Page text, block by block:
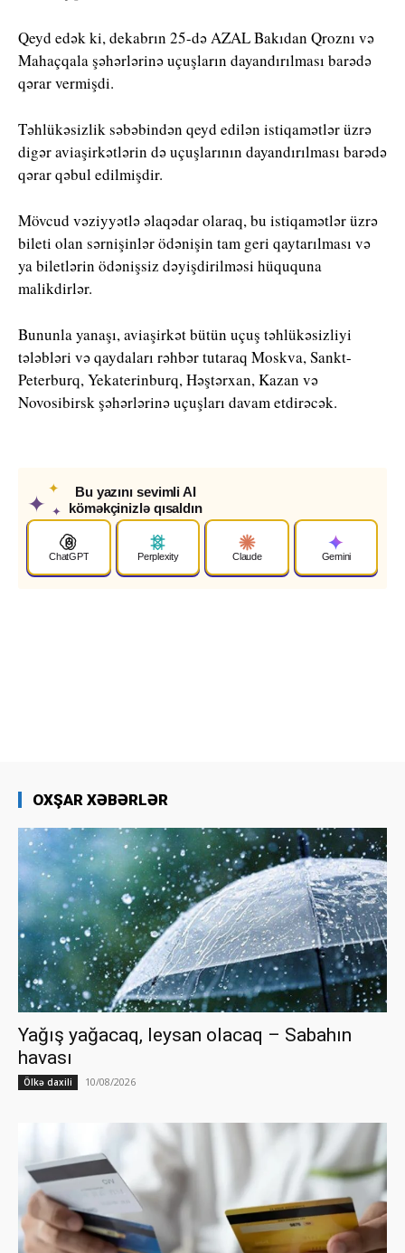
Qeyd edək ki, dekabrın 25-də AZAL Bakıdan Qroznı və
Mahaçqala şəhərlərinə uçuşların dayandırılması barədə
qərar vermişdi.
Təhlükəsizlik səbəbindən qeyd edilən istiqamətlər üzrə
digər aviaşirkətlərin də uçuşlarının dayandırılması barədə
qərar qəbul edilmişdir.
Mövcud vəziyyətlə əlaqədar olaraq, bu istiqamətlər üzrə
bileti olan sərnişinlər ödənişin tam geri qaytarılması və
ya biletlərin ödənişsiz dəyişdirilməsi hüququna
malikdirlər.
Bununla yanaşı, aviaşirkət bütün uçuş təhlükəsizliyi
tələbləri və qaydaları rəhbər tutaraq Moskva, Sankt-
Peterburq, Yekaterinburq, Həştərxan, Kazan və
Novosibirsk şəhərlərinə uçuşları davam etdirəcək.
✦
✦
✦
Bu yazını sevimli AI
köməkçinizlə qısaldın
ChatGPT Perplexity Claude Gemini
OXŞAR XƏBƏRLƏR
Yağış yağacaq, leysan olacaq – Sabahın
havası
Ölkə daxili 10/08/2026